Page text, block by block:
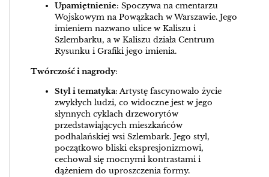
Upamiętnienie: Spoczywa na cmentarzu
Wojskowym na Powązkach w Warszawie. Jego
imieniem nazwano ulice w Kaliszu i
Szlembarku, a w Kaliszu działa Centrum
Rysunku i Grafiki jego imienia.
Twórczość i nagrody:
Styl i tematyka: Artystę fascynowało życie
zwykłych ludzi, co widoczne jest w jego
słynnych cyklach drzeworytów
przedstawiających mieszkańców
podhalańskiej wsi Szlembark. Jego styl,
początkowo bliski ekspresjonizmowi,
cechował się mocnymi kontrastami i
dążeniem do uproszczenia formy.